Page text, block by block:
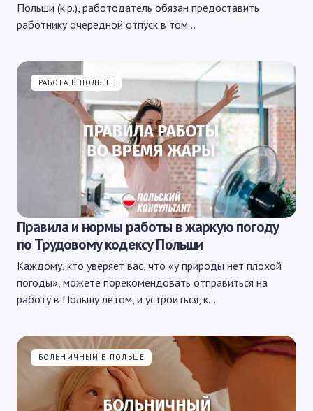
Польши (k.p.), работодатель обязан предоставить
работнику очередной отпуск в том…
РАБОТА В ПОЛЬШЕ
Правила и нормы работы в жаркую погоду
по Трудовому кодексу Польши
Каждому, кто уверяет вас, что «у природы нет плохой
погоды», можете порекомендовать отправиться на
работу в Польшу летом, и устроиться, к…
БОЛЬНИЧНЫЙ В ПОЛЬШЕ